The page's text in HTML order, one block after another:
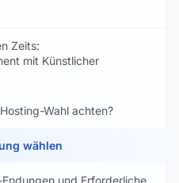
Zeits:
mit Künstlicher
Wahl achten?
wählen
und Erforderliche